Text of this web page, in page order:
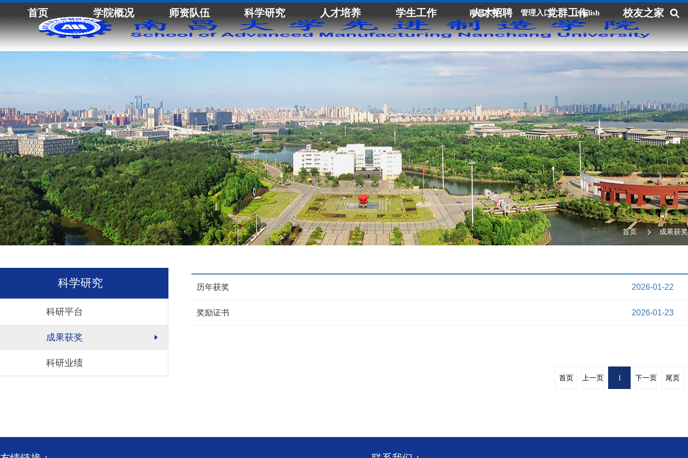
南昌大学 管理入口 English
首页 学院概况 师资队伍 科学研究 人才培养 学生工作 人才招聘 党群工作 校友之家
首页 成果获奖
科学研究
科研平台
成果获奖
科研业绩
历年获奖 2026-01-22
奖励证书 2026-01-23
首页 上一页 1 下一页 尾页